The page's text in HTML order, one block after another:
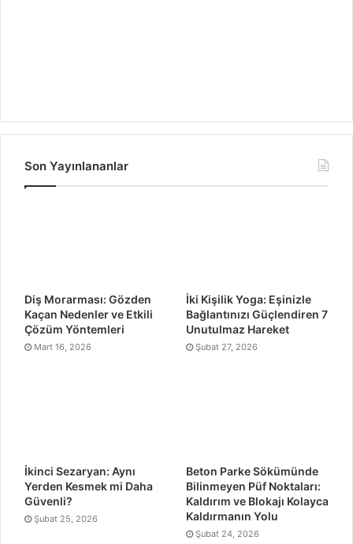
Son Yayınlananlar
Diş Morarması: Gözden
Kaçan Nedenler ve Etkili
Çözüm Yöntemleri
Mart 16, 2026
İki Kişilik Yoga: Eşinizle
Bağlantınızı Güçlendiren 7
Unutulmaz Hareket
Şubat 27, 2026
İkinci Sezaryan: Aynı
Yerden Kesmek mi Daha
Güvenli?
Şubat 25, 2026
Beton Parke Sökümünde
Bilinmeyen Püf Noktaları:
Kaldırım ve Blokajı Kolayca
Kaldırmanın Yolu
Şubat 24, 2026